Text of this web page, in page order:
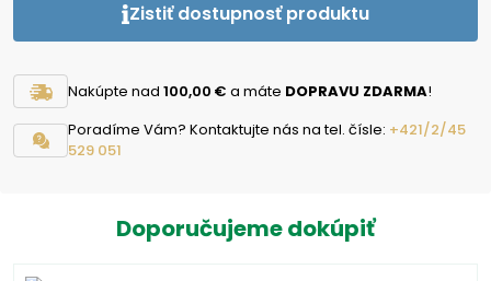
Zistiť dostupnosť produktu
Nakúpte nad 100,00 € a máte DOPRAVU ZDARMA!
Poradíme Vám? Kontaktujte nás na tel. čísle: +421/2/45
529 051
Doporučujeme dokúpiť